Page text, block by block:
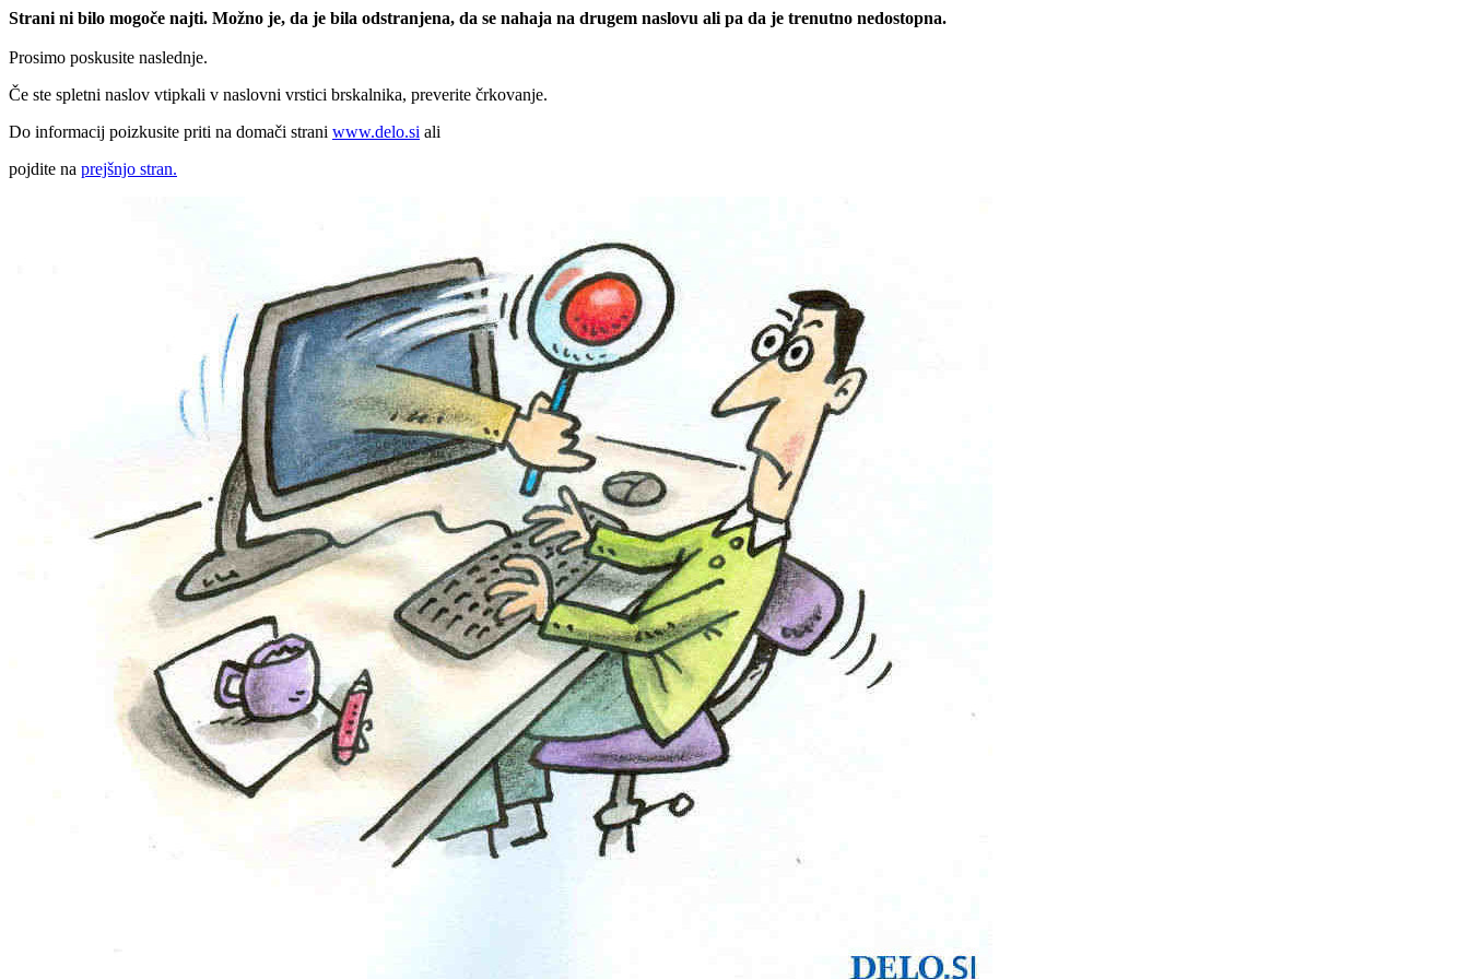
Strani ni bilo mogoče najti. Možno je, da je bila odstranjena, da se nahaja na drugem naslovu ali pa da je trenutno nedostopna.
Prosimo poskusite naslednje.
Če ste spletni naslov vtipkali v naslovni vrstici brskalnika, preverite črkovanje.
Do informacij poizkusite priti na domači strani www.delo.si ali
pojdite na prejšnjo stran.